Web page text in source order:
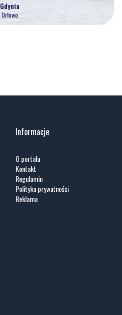
Gdynia
Orłowo
Informacje
O portalu
Kontakt
Regulamin
Polityka prywatności
Reklama